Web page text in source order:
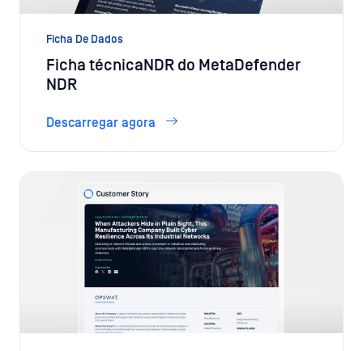
Ficha De Dados
Ficha técnicaNDR do MetaDefender
NDR
Descarregar agora